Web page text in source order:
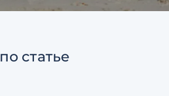
по статье
Согласен с